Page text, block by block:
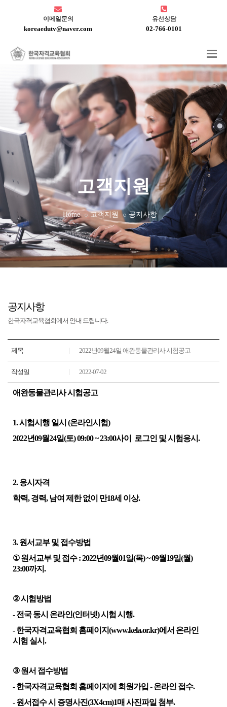
이메일문의
koreaedutv@naver.com
유선상담
02-766-0101
고객지원
Home 고객지원 공지사항
공지사항
한국자격교육협회에서 안내 드립니다.
제목 2022년09월24일 애완동물관리사 시험공고
작성일 2022-07-02
애완동물관리사 시험공고
1.시험시행 일시 (온라인시험)
2022년09월24일(토) 09:00 ~ 23:00사이 로그인 및 시험응시 .
2.응시자격
학력,경력,남여 제한 없이 만18세 이상.
3.원서교부 및 접수방법
① 원서교부 및 접수: 2022년09월01일(목) ~ 09월19일(월)
23:00까지 .
②시험방법
-전국 동시 온라인(인터넷)시험 시행.
-한국자격교육협회 홈페이지 (www.kela.or.kr)에서 온라인
시험 실시 .
③ 원서 접수방법
-한국자격교육협회 홈페이지에 회원가입 -온라인 접수.
-원서접수 시 증명사진(3X4cm)1매 사진파일 첨부.